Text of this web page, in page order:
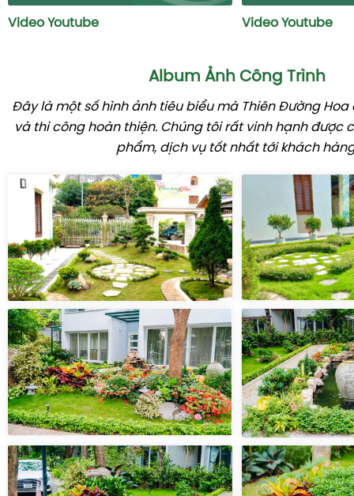
Video Youtube Video Youtube
Album Ảnh Công Trình
Đây là một số hình ảnh tiêu biểu mà Thiên Đường Hoa
và thi công hoàn thiện. Chúng tôi rất vinh hạnh được
phẩm, dịch vụ tốt nhất tới khách